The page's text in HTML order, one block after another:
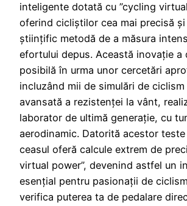
inteligente dotată cu ”cycling
oferind cicliștilor cea mai precisă
științific metodă de a măsura
efortului depus. Această inovație a
posibilă în urma unor cercetări
incluzând mii de simulări de
avansată a rezistenței la vânt,
laborator de ultimă generație, cu
aerodinamic. Datorită acestor
ceasul oferă calcule extrem de
virtual power”, devenind astfel un
esențial pentru pasionații de
verifica puterea ta de pedalare